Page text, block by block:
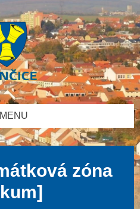
MENU
zóna